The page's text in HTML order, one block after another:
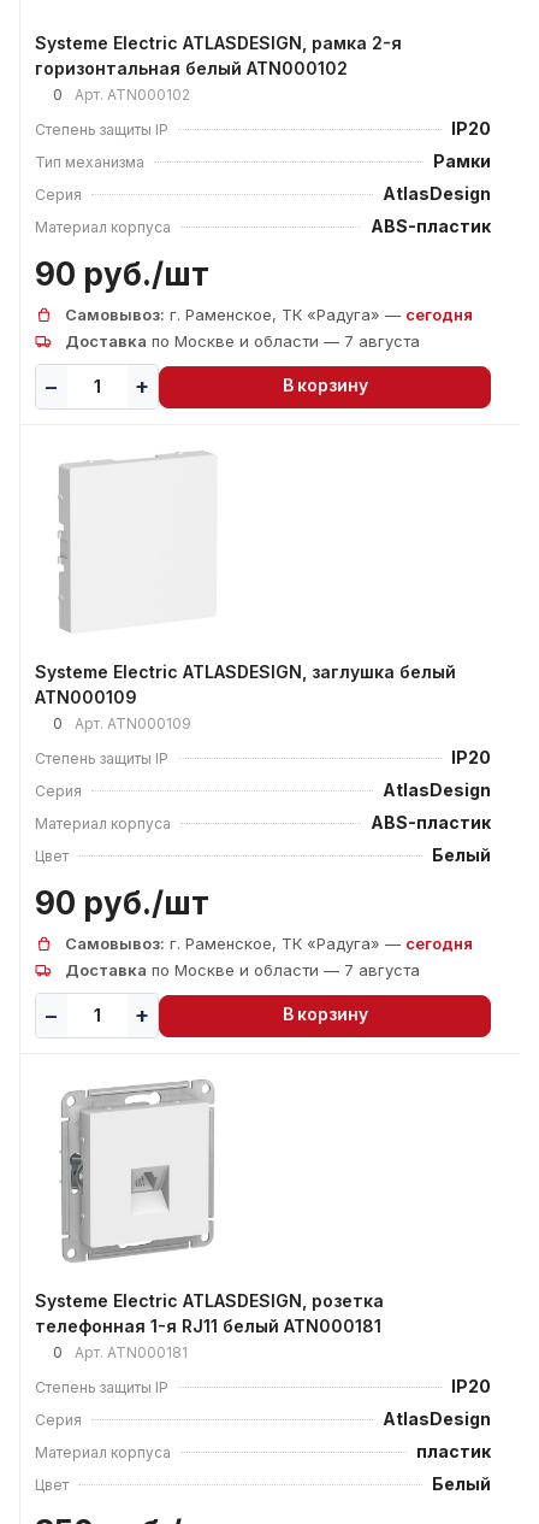
Systeme Electric ATLASDESIGN, рамка 2-я
горизонтальная белый ATN000102
0 Арт. ATN000102
Степень защиты IP
IP20
Тип механизма Рамки
Серия AtlasDesign
Материал корпуса ABS-пластик
90 руб./шт
Самовывоз: г. Раменское, ТК «Радуга» — сегодня
Доставка по Москве и области — 7 августа
В корзину
Systeme Electric ATLASDESIGN, заглушка белый
ATN000109
0 Арт. ATN000109
Степень защиты IP
IP20
Серия AtlasDesign
Материал корпуса ABS-пластик
Цвет Белый
90 руб./шт
Самовывоз: г. Раменское, ТК «Радуга» — сегодня
Доставка по Москве и области — 7 августа
В корзину
Systeme Electric ATLASDESIGN, розетка
телефонная 1-я RJ11 белый ATN000181
0 Арт. ATN000181
Степень защиты IP
IP20
Серия AtlasDesign
Материал корпуса пластик
Цвет Белый